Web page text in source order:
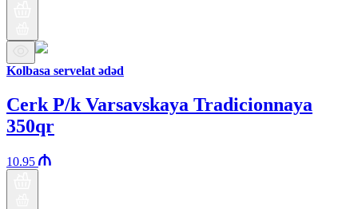
Kolbasa servelat ədəd
Cerk P/k Varsavskaya Tradicionnaya
350qr
10.95